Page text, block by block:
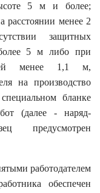
5 м и более;
расстоянии менее 2
защитных
5 м либо при
менее 1,1 м,
на производство
бланке
(далее - наряд-
предусмотрен
работодателем
обеспечен